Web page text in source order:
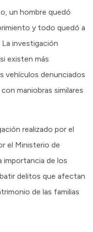
un hombre quedó
y todo quedó a
investigación
existen más
vehículos denunciados
maniobras similares
realizado por el
el Ministerio de
importancia de los
delitos que afectan
de las familias